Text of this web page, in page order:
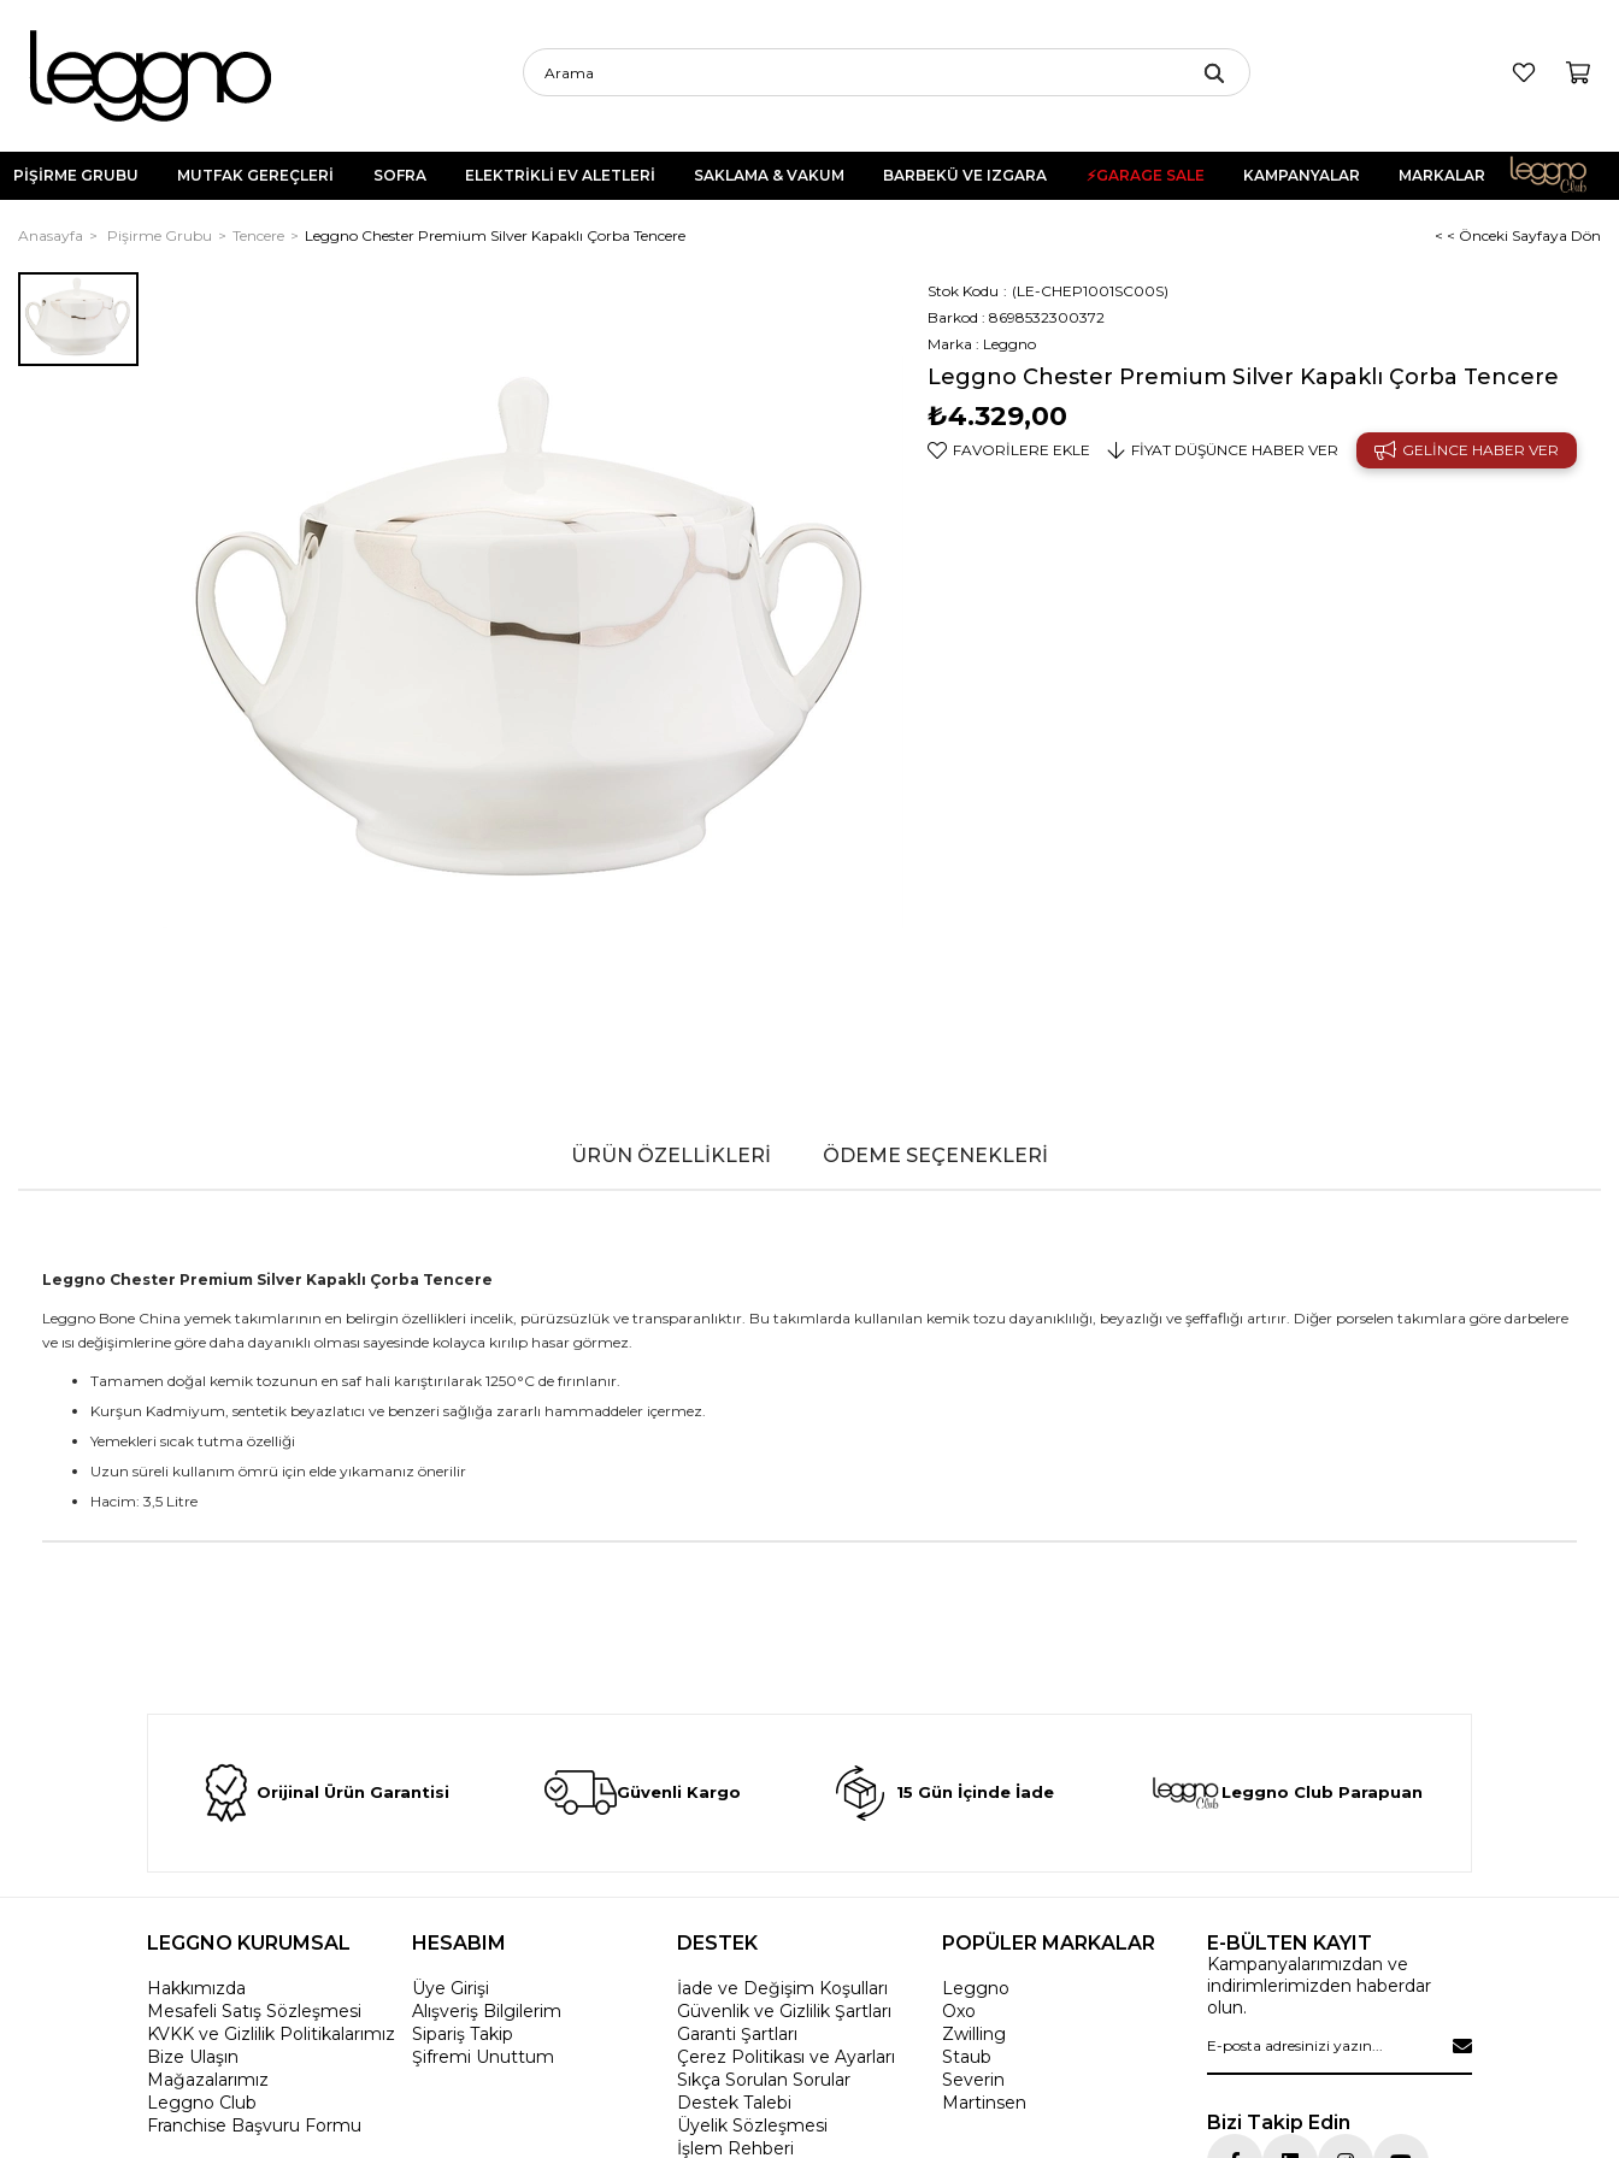
PİŞİRME GRUBU MUTFAK GEREÇLERİ SOFRA ELEKTRİKLİ EV ALETLERİ SAKLAMA & VAKUM BARBEKÜ VE IZGARA ⚡GARAGE SALE KAMPANYALAR MARKALAR
Anasayfa Pişirme Grubu Tencere Leggno Chester Premium Silver Kapaklı Çorba Tencere < < Önceki Sayfaya Dön
Stok Kodu
(LE-CHEP1001SC00S)
Barkod : 8698532300372
Marka : Leggno
Leggno Chester Premium Silver Kapaklı Çorba Tencere
₺4.329,00
FAVORILERE EKLE FIYAT DÜŞÜNCE HABER VER GELINCE HABER VER
ÜRÜN ÖZELLIKLERI ÖDEME SEÇENEKLERI
Leggno Chester Premium Silver Kapaklı Çorba Tencere
Leggno Bone China yemek takımlarının en belirgin özellikleri incelik, pürüzsüzlük ve transparanlıktır. Bu takımlarda kullanılan kemik tozu dayanıklılığı, beyazlığı ve şeffaflığı artırır. Diğer porselen takımlara göre darbelere
ve ısı değişimlerine göre daha dayanıklı olması sayesinde kolayca kırılıp hasar görmez.
Tamamen doğal kemik tozunun en saf hali karıştırılarak 1250°C de fırınlanır.
Kurşun Kadmiyum, sentetik beyazlatıcı ve benzeri sağlığa zararlı hammaddeler içermez.
Yemekleri sıcak tutma özelliği
Uzun süreli kullanım ömrü için elde yıkamanız önerilir
Hacim: 3,5 Litre
Orijinal Ürün Garantisi Güvenli Kargo 15 Gün İçinde İade Leggno Club Parapuan
LEGGNO KURUMSAL
Hakkımızda
Mesafeli Satış Sözleşmesi
KVKK ve Gizlilik Politikalarımız
Bize Ulaşın
Mağazalarımız
Leggno Club
Franchise Başvuru Formu
HESABIM
Üye Girişi
Alışveriş Bilgilerim
Sipariş Takip
Şifremi Unuttum
DESTEK
İade ve Değişim Koşulları
Güvenlik ve Gizlilik Şartları
Garanti Şartları
Çerez Politikası ve Ayarları
Sıkça Sorulan Sorular
Destek Talebi
Üyelik Sözleşmesi
İşlem Rehberi
POPÜLER MARKALAR
Leggno
Oxo
Zwilling
Staub
Severin
Martinsen
E-BÜLTEN KAYIT
Kampanyalarımızdan ve
indirimlerimizden haberdar
olun.
Bizi Takip Edin